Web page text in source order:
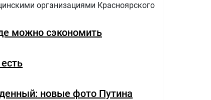
организациями Красноярского
можно сэкономить
новые фото Путина